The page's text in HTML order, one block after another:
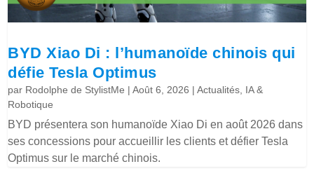
BYD Xiao Di : l’humanoïde chinois qui
défie Tesla Optimus
par Rodolphe de StylistMe |Août 6, 2026 |Actualités IA &
Robotique
BYD présentera son humanoïde Xiao Di en août 2026 dans
ses concessions pour accueillir les clients et défier Tesla
Optimus sur le marché chinois.